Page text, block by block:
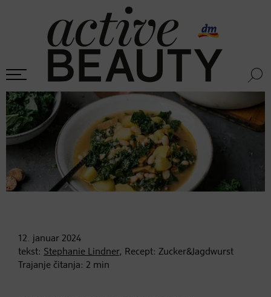
12. januar 2024
tekst: Stephanie Lindner, Recept: Zucker&Jagdwurst
Trajanje čitanja: 2 min